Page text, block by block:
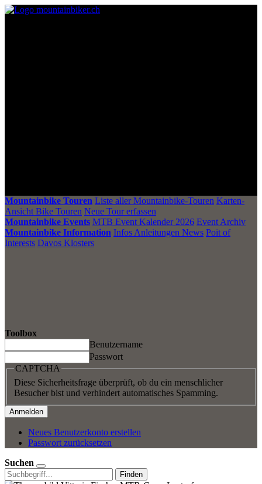
Mountainbike Touren Liste aller Mountainbike-Touren Karten-
Ansicht Bike Touren Neue Tour erfassen
Mountainbike Events MTB Event Kalender 2026 Event Archiv
Mountainbike Information Infos Anleitungen News Poit of
Interests Davos Klosters
Toolbox
Benutzername
Passwort
CAPTCHA
Diese Sicherheitsfrage überprüft, ob du ein menschlicher
Besucher bist und verhindert automatisches Spamming.
Neues Benutzerkonto erstellen
Passwort zurücksetzen
Suchen
Finden